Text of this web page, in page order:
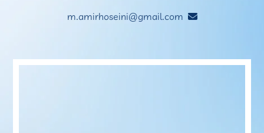
m.amirhoseini@gmail.com